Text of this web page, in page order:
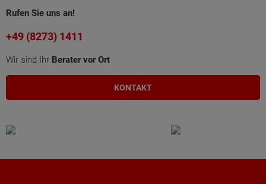
Rufen Sie uns an!
+49 (8273) 1411
Wir sind Ihr Berater vor Ort
KONTAKT